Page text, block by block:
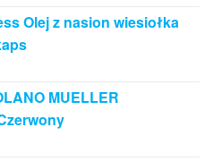
Olej z nasion wiesiołka
MUELLER